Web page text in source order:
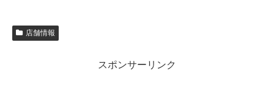
店舗情報
スポンサーリンク